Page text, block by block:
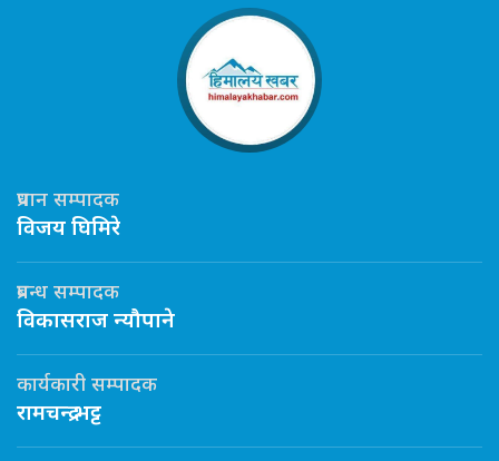
प्रधान सम्पादक
विजय घिमिरे
प्रबन्ध सम्पादक
विकासराज न्यौपाने
कार्यकारी सम्पादक
रामचन्द्र भट्ट